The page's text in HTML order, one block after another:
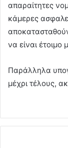
απαραίτητες
κάμερες
να είναι
Παράλληλα
μέχρι τέλους,